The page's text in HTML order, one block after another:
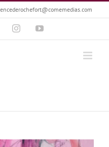
InstagramYouTube